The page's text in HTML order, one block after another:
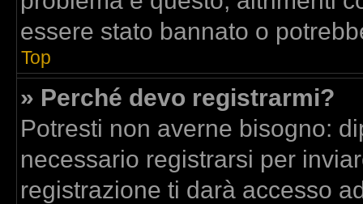
essere stato bannato o
Top
» Perché devo registrarmi?
Potresti non averne bisogno:
necessario registrarsi per
registrazione ti darà accesso